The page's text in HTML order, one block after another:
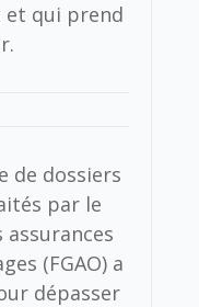
et qui prend
de dossiers
par le
assurances
(FGAO) a
dépasser